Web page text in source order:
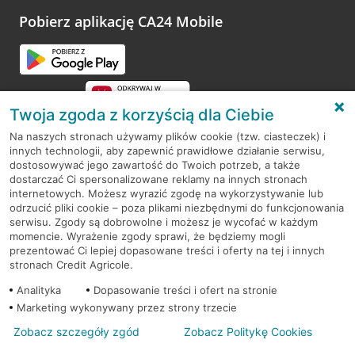
opinie.
Pobierz aplikację CA24 Mobile
RODO
Regulamin serwisu
Mapa serwisu
PolitykaCookies
© 2026 Credit Agricole Bank Polska S.A. Wszelkie prawa zastrzeżone
Twoja zgoda z korzyścią dla Ciebie
Na naszych stronach używamy plików cookie (tzw. ciasteczek) i
innych technologii, aby zapewnić prawidłowe działanie serwisu,
dostosowywać jego zawartość do Twoich potrzeb, a także
dostarczać Ci spersonalizowane reklamy na innych stronach
internetowych. Możesz wyrazić zgodę na wykorzystywanie lub
odrzucić pliki cookie – poza plikami niezbędnymi do funkcjonowania
serwisu. Zgody są dobrowolne i możesz je wycofać w każdym
momencie. Wyrażenie zgody sprawi, że będziemy mogli
prezentować Ci lepiej dopasowane treści i oferty na tej i innych
stronach Credit Agricole.
Analityka
Dopasowanie treści i ofert na stronie
Marketing wykonywany przez strony trzecie
Zobacz szczegóły zgód Zobacz Politykę Cookies